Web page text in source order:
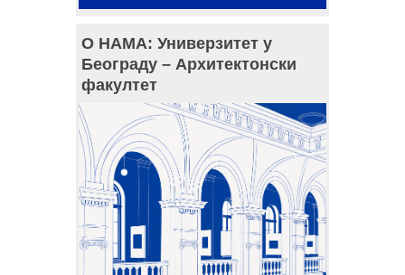
О НАМА: Универзитет у
Београду – Архитектонски
факултет